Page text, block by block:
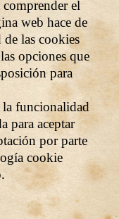
el
web hace de
las cookies
opciones que
para
la funcionalidad
para aceptar
por parte
cookie